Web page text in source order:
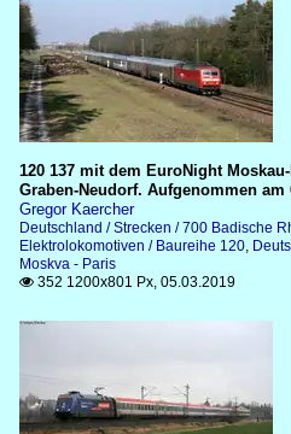
120 137 mit dem EuroNight
Graben-Neudorf. Aufgenommen am
Gregor Kaercher
Deutschland / Strecken / 700 Badische
Elektrolokomotiven / Baureihe 120,
Moskva - Paris
 352 1200x801 Px, 05.03.2019